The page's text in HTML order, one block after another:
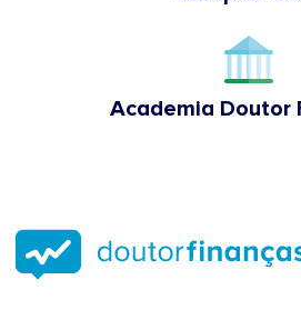
Academia Doutor